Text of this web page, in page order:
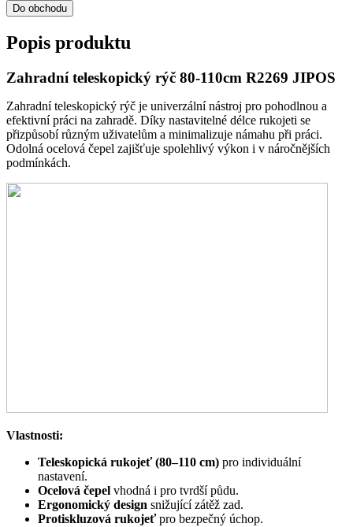
Do obchodu
Popis produktu
Zahradní teleskopický rýč 80-110cm R2269 JIPOS
Zahradní teleskopický rýč je univerzální nástroj pro pohodlnou a
efektivní práci na zahradě. Díky nastavitelné délce rukojeti se
přizpůsobí různým uživatelům a minimalizuje námahu při práci.
Odolná ocelová čepel zajišťuje spolehlivý výkon i v náročnějších
podmínkách.
Vlastnosti:
Teleskopická rukojeť (80–110 cm) pro individuální
nastavení.
Ocelová čepel vhodná i pro tvrdší půdu.
Ergonomický design snižující zátěž zad.
Protiskluzová rukojeťpro bezpečný úchop.